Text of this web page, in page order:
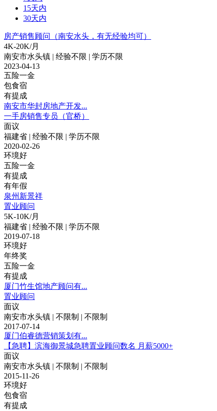
15天内
30天内
房产销售顾问（南安水头，有无经验均可）
4K-20K/月
南安市水头镇 | 经验不限 | 学历不限
2023-04-13
五险一金
包食宿
有提成
南安市华封房地产开发...
一手房销售专员（官桥）
面议
福建省 | 经验不限 | 学历不限
2020-02-26
环境好
五险一金
有提成
有年假
泉州新景祥
置业顾问
5K-10K/月
福建省 | 经验不限 | 学历不限
2019-07-18
环境好
年终奖
五险一金
有提成
厦门竹生馆地产顾问有...
置业顾问
面议
南安市水头镇 | 不限制 | 不限制
2017-07-14
厦门伯睿德营销策划有...
【急聘】滨海御景城急聘置业顾问数名 月薪5000+
面议
南安市水头镇 | 不限制 | 不限制
2015-11-26
环境好
包食宿
有提成